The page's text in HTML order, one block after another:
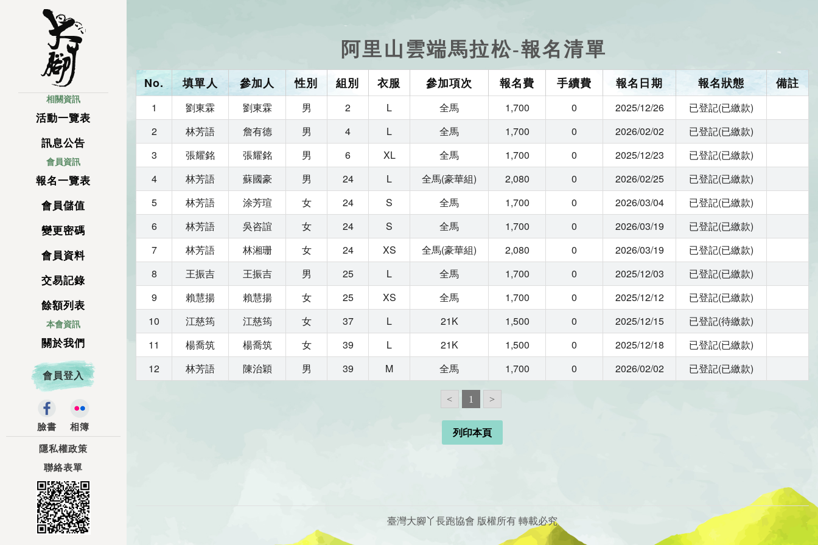
相關資訊
活動一覽表
訊息公告
會員資訊
報名一覽表
會員儲值
變更密碼
會員資料
交易記錄
餘額列表
本會資訊
關於我們
會員登入
臉書 相簿
隱私權政策
聯絡表單
阿里山雲端馬拉松-報名清單
No. 填單人 參加人 性別 組別 衣服 參加項次 報名費 手續費 報名日期 報名狀態 備註
1 劉東霖 劉東霖 男 2 L 全馬 1,700 0 2025/12/26
已登記(已繳款)
2
林芳語 詹有德 男 4 L 全馬 1,700 0 2026/02/02
已登記(已繳款)
3
張耀銘 張耀銘 男 6 XL 全馬 1,700 0 2025/12/23
已登記(已繳款)
4
林芳語 蘇國豪 男 24 L 全馬(豪華組) 2,080 0 2026/02/25
已登記(已繳款)
5
林芳語 涂芳瑄 女 24 S 全馬 1,700 0 2026/03/04
已登記(已繳款)
6
林芳語 吳咨誼 女 24 S 全馬 1,700 0 2026/03/19
已登記(已繳款)
7
林芳語 林湘珊 女 24 XS 全馬(豪華組) 2,080 0 2026/03/19
已登記(已繳款)
8
王振吉 王振吉 男 25 L 全馬 1,700 0 2025/12/03
已登記(已繳款)
9
賴慧揚 賴慧揚 女 25 XS 全馬 1,700 0 2025/12/12
已登記(已繳款)
10
江慈筠 江慈筠 女 37 L 21K 1,500 0 2025/12/15
已登記(待繳款)
11
楊喬筑 楊喬筑 女 39 L 21K 1,500 0 2025/12/18
已登記(已繳款)
12
林芳語 陳治穎 男 39 M 全馬 1,700 0 2026/02/02 已登記(已繳款)
< 1 >
列印本頁
臺灣大腳丫長跑協會 版權所有 轉載必究